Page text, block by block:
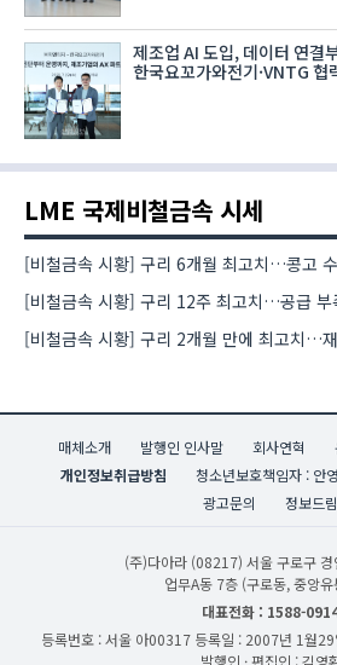
제조업 AI 도입, 데이터 연결
한국요꼬가와전기·VNTG 협
LME 국제비철금속 시세
[비철금속 시황] 구리 6개월 최고치…콩고
[비철금속 시황] 구리 12주 최고치…공급 부
매체소개 발행인 인사말 회사연혁
개인정보취급방침
청소년보호책임자 : 안
광고문의
정보드림
(주)다아라 (08217) 서울 구로구
업무A동 7층 (구로동, 중앙유
대표전화 : 1588-
등록번호 : 서울 아00317 등록일 : 2007년 1월29
발행인 · 편집인 : 김영